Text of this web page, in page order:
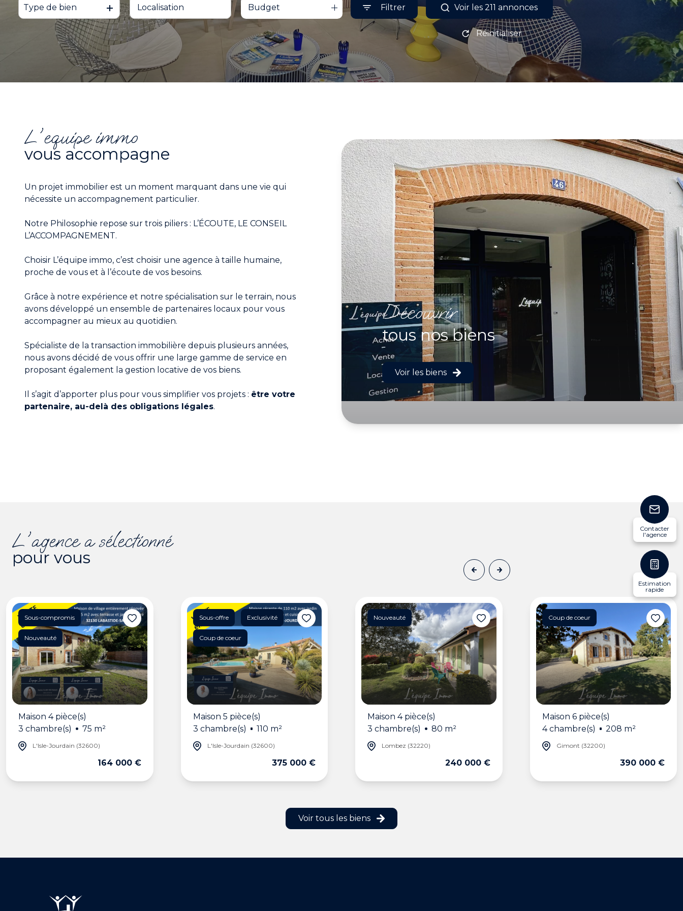
NOS
PARTENAIRES
CONTACTEZ
De l'ancien
Du neuf
De l'immo pro
à l'année
De l'immo pro
Type de bien Budget Filtrer Voir les 211 annonces
Réinitialiser
découvrir
tous nos biens
Voir les biens
l'equipe immo
vous accompagne
Un projet immobilier est un moment marquant dans une vie qui
nécessite un accompagnement particulier.
Notre Philosophie repose sur trois piliers : L’ÉCOUTE, LE CONSEIL
L’ACCOMPAGNEMENT.
Choisir L’équipe immo, c’est choisir une agence à taille humaine,
proche de vous et à l’écoute de vos besoins.
Grâce à notre expérience et notre spécialisation sur le terrain, nous
avons développé un ensemble de partenaires locaux pour vous
accompagner au mieux au quotidien.
Spécialiste de la transaction immobilière depuis plusieurs années,
nous avons décidé de vous offrir une large gamme de service en
proposant également la gestion locative de vos biens.
Il s’agit d’apporter plus pour vous simplifier vos projets : être votre
partenaire, au-delà des obligations légales.
l'agence a sélectionné
pour vous
Sous-compromis
Nouveauté
Maison 4 pièce(s)
3 chambre(s)
75 m²
L'Isle-Jourdain (32600)
164 000 €
Sous-offre Exclusivité
Coup de coeur
Maison 5 pièce(s)
3 chambre(s)
110 m²
L'Isle-Jourdain (32600)
375 000 €
Nouveauté
Maison 4 pièce(s)
3 chambre(s)
80 m²
Lombez (32220)
240 000 €
Coup de coeur
Maison 6 pièce(s)
4 chambre(s)
208 m²
Gimont (32200)
390 000 €
Voir tous les biens
Contacter
l'agence
Estimation
rapide